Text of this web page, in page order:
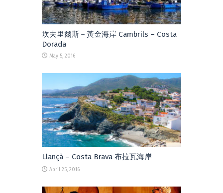
坎夫里爾斯－黃金海岸 Cambrils – Costa
Dorada
May 5, 2016
Llançà – Costa Brava 布拉瓦海岸
April 25, 2016